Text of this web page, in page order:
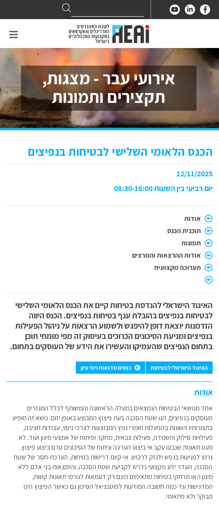
for:
Search
אירועי עבר - מצגות,
תקצירים ותמונות
הכנס הלאומי השלישי לבטיחות בנפיצים
12/11/2025
יום רביעי בין השעות 08:30-16:00
אודות
תוכנית הכנס
תמונות
אודות ההרצאות והמרצים
תערוכה מקצועית
האיגוד הישראלי להנדסת בטיחות קיים את הכנס הלאומי השלישי
לבטיחות בנפיצים בהובלת ענף בטיחות בנפיצים. הכנס היווה
הזדמנות יוצאת דופן להיפגש ולשמוע הרצאות על ניהול הפעילות
בנפיצים ומניעת הסיכונים הכרוכים בעיסוק זה מפי מומחי תוכן
בתחום הנפיצים שהעמיקו והעשירו את הידע של העוסקים בתחום.
האיגוד הישראלי לבטיחות כנסים סדנאות וימי עיון
אודות
אחד מנושאי הבטיחות הנמצאים במעלה הראשונה והמשותף לכלל המגזרים
העוסקים בנפיצים, הנו שטח הסכנה בעת פיצוץ המבוצע באופן יזום. נושא זה מופיע
בתצורותיו השונות בהפעלות חומרי נפץ המבוצעות לצרכי ניסוי, עבודות חציבה,
פעילויות סילוק והשמדה, פעילות צבאית, מחקר ופיתוח של אמצעי מיגון ועוד. לא
מעט תאונות שנבעו עקב אי ביצוע הערכה וניתוח של הסיכונים טרם ביצוע פיצוץ,
גרמו לפגיעות בנפש ולנזק לרכוש. אי-קיום דרישות בטיחות, הערכת-חסר של שטח
הסכנה, העדר ידע מקצועי נדרש לקביעת שטח הסכנה, והימצאות בני אדם ללא
מיגון ו/או מרחקי בטיחות מתאימים הינם רק דוגמאות לגורמי תאונות קשות,
המדגישות עד כמה חשובה המודעות לפוטנציאל הסיכון גם כאשר הפיצוץ הינו
מבוקר ולא פתאומי.